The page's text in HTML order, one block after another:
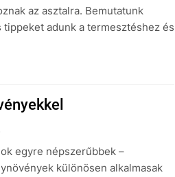
az asztalra. Bemutatunk
adunk a termesztéshez és
egyre népszerűbbek –
különösen alkalmasak